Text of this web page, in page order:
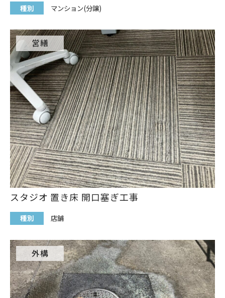
種別 マンション(分譲)
営繕
スタジオ 置き床 開口塞ぎ工事
種別 店舗
外構